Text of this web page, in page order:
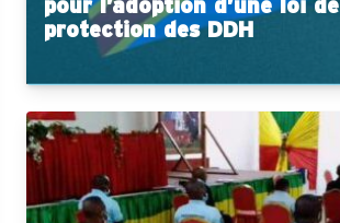
pour l’adoption d’une loi de
protection des DDH